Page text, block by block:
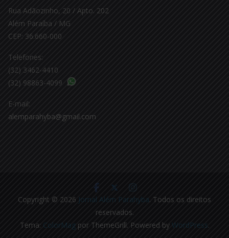
Rua Adãozinho, 20 / Apto. 202
Além Paraíba / MG
CEP: 36.660-000
Telefones:
(32) 3462-4410
(32) 98863-4099
E-mail:
alemparahyba@gmail.com
Copyright © 2026 Jornal Além Parahyba. Todos os direitos
reservados.
Tema: ColorMagpor ThemeGrill. Powered by WordPress.